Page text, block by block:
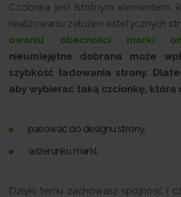
Czcionka jest istotnym elementem,
realizowaniu założeń estetycznych
owaniu obecności marki
nieumiejętne dobrana może
szybkość ładowania strony.
aby wybierać taką czcionkę, która
pasować do designu strony,
wizerunku marki.
Dzięki temu zachowasz spójność i